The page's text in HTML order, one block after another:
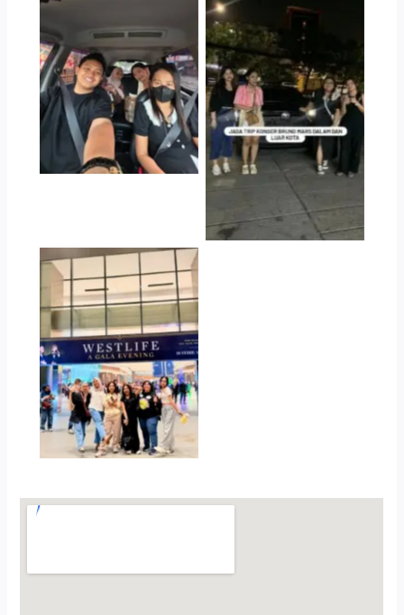
Jasa Trip Konser
Westlife Jakarta
Jasa Trip Konser Bruno
Mars
Jasa Trip Konser
Westlife Jakarta